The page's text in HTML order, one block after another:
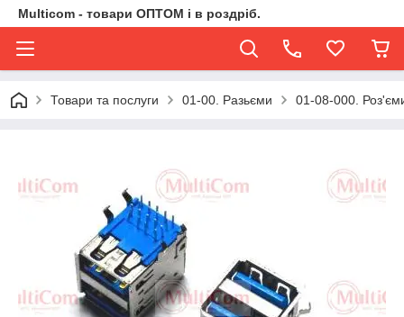
Multicom - товари ОПТОМ і в роздріб.
Товари та послуги 01-00. Разьєми 01-08-000.